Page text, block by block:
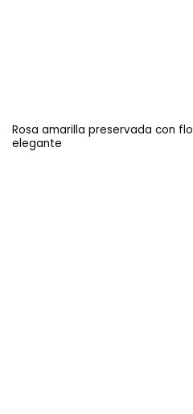
Rosa amarilla preservada con
elegante